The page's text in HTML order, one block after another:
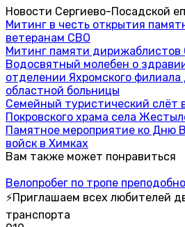
Новости Сергиево-Посадской
Митинг в честь открытия
ветеранам СВО
Митинг памяти
Водосвятный молебен о
отделении Яхромского
областной больницы
Семейный туристический слёт
Покровского храма села
Памятное мероприятие ко Дню
войск в Химках
Вам также может понравиться
Велопробег по тропе
⚡Приглашаем всех любителей
транспорта